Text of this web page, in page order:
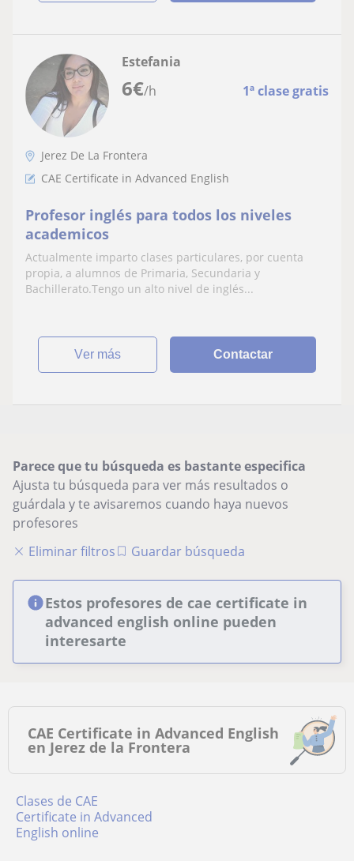
6€/h 1ª clase gratis
Estefania
Jerez De La Frontera
CAE Certificate in Advanced English
Profesor inglés para todos los niveles
academicos
Actualmente imparto clases particulares, por cuenta
propia, a alumnos de Primaria, Secundaria y
Bachillerato.Tengo un alto nivel de inglés...
ver más Contactar
Parece que tu búsqueda es bastante especifica
Ajusta tu búsqueda para ver más resultados o
guárdala y te avisaremos cuando haya nuevos
profesores
Eliminar filtros
Guardar búsqueda
Estos profesores de cae certificate in
advanced english online pueden
interesarte
CAE Certificate in Advanced English
en Jerez de la Frontera
Clases de CAE
Certificate in Advanced
English online